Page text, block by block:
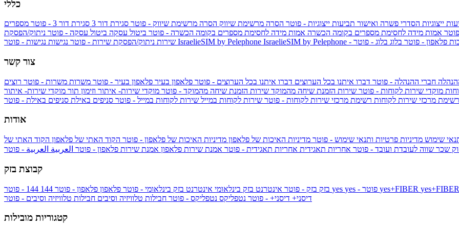
כללי
ייצוגיות הסדרי פשרה ואישור תביעות ייצוגיות - פוטר הסרה מרשימת שיווק הסרה מרשימת שיווק - פוטר סגירת דור 3 סגירת דור 3 - פוטר
מספרים
אמות מידה לחסימת מספרים בקומה הכשרה אמות מידה לחסימת מספרים בקומה הכשרה - פוטר ביטול עסקה ביטול עסקה - פוטר ניתוק/הפסקת
שירות ניתוק/הפסקת שירות - פוטר נגישות IsraelieSIM by Pelephone פלאפון - פוטר בלוג בלוג - פוטר
צור קשר
חברי ההנהלה - פוטר דברו איתנו בכל הערוצים דברו איתנו בכל הערוצים - פוטר פלאפון בעיר פלאפון בעיר - פוטר משרות משרות - פוטר רוצים
מוקדי שירות לקוחות - פוטר שירות הזמנת שיחה מהמוקד שירות הזמנת שיחה מהמוקד - פוטר מוקדי שירות- איתור וזימון תור מוקדי שירות- איתור
רשימת מרכזי שירות לקוחות רשימת מרכזי שירות לקוחות - פוטר שירות לקוחות במייל שירות לקוחות במייל - פוטר סניפים באילת סניפים באילת - פוטר
אודות
שימוש מדיניות פרטיות ותנאי שימוש - פוטר מדיניות האיכות של פלאפון מדיניות האיכות של פלאפון - פוטר הקוד האתי של פלאפון הקוד האתי של
שכר שווה לעובדת ועובד - פוטר אחריות תאגידית אחריות תאגידית - פוטר אמנת שירות פלאפון אמנת שירות פלאפון - פוטר العربية العربية - פוטר
קבוצת בזק
בזק בזק - פוטר אינטרנט בזק בינלאומי אינטרנט בזק בינלאומי - פוטר פלאפון פלאפון - פוטר 144 yes yes+FIBER
דיסני+ דיסני+ - פוטר נטפליקס נטפליקס - פוטר חבילות טלוויזיה וסיבים חבילות טלוויזיה וסיבים - פוטר
קטגוריות מובילות